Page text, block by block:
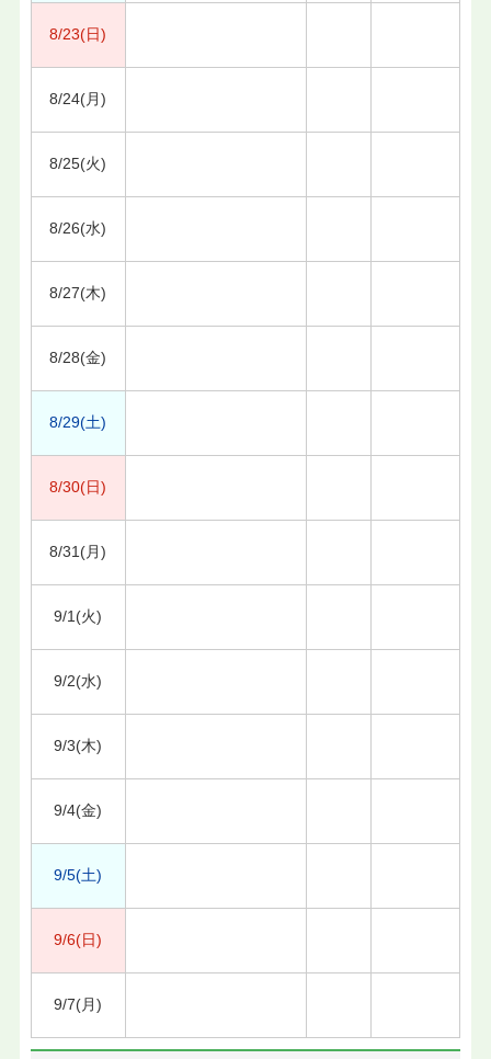
8/23(日)
8/24(月)
8/25(火)
8/26(水)
8/27(木)
8/28(金)
8/29(土)
8/30(日)
8/31(月)
9/1(火)
9/2(水)
9/3(木)
9/4(金)
9/5(土)
9/6(日)
9/7(月)